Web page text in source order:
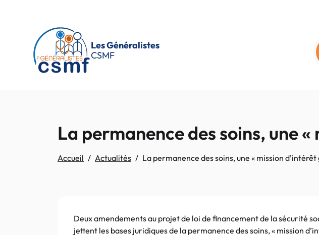
Les Généralistes
CSMF
La permanence des soins, une
Accueil Actualités La permanence des soins, une « mission d’intérêt
Deux amendements au projet de loi de financement de la sécurité
jettent les bases juridiques de la permanence des soins, « mission